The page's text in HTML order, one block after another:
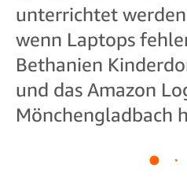
unterrichtet
wenn Laptops
Bethanien
und das Amazon
Mönchengladbach